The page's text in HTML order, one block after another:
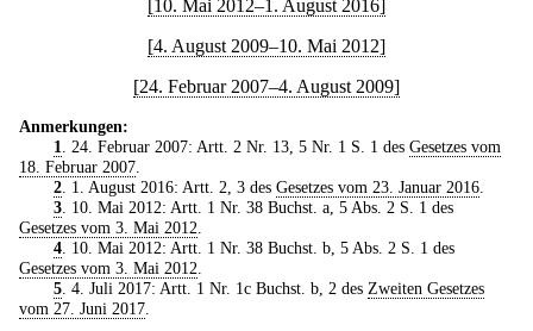
[10. Mai 2012–1. August 2016]
[4. August 2009–10. Mai 2012]
[24. Februar 2007–4. August 2009]
Anmerkungen:
1
. 24. Februar 2007: Artt. 2 Nr. 13, 5 Nr. 1 S. 1 des Gesetzes vom
18. Februar 2007
2. 1. August 2016: Artt. 2, 3 des Gesetzes vom 23. Januar 2016.
3. 10. Mai 2012: Artt. 1 Nr. 38 Buchst. a, 5 Abs. 2 S. 1 des
Gesetzes vom 3. Mai 2012
4. 10. Mai 2012: Artt. 1 Nr. 38 Buchst. b, 5 Abs. 2 S. 1 des
Gesetzes vom 3. Mai 2012
5. 4. Juli 2017: Artt. 1 Nr. 1c Buchst. b, 2 des Zweiten Gesetzes
vom 27. Juni 2017